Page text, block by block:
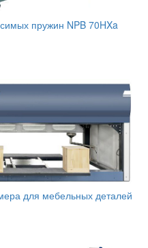
пружин NPB 70HXa
для мебельных деталей